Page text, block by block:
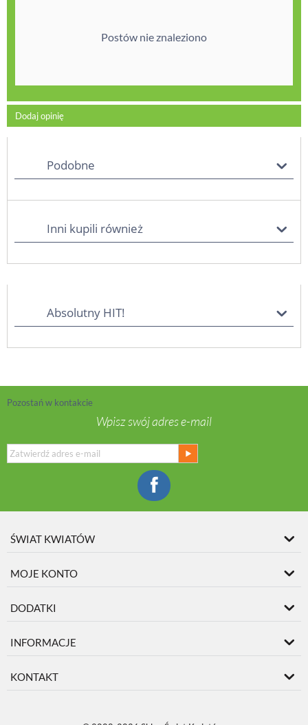
Postów nie znaleziono
Dodaj opinię
Podobne
Inni kupili również
Absolutny HIT!
Pozostań w kontakcie
Wpisz swój adres e-mail
ŚWIAT KWIATÓW
MOJE KONTO
DODATKI
INFORMACJE
KONTAKT